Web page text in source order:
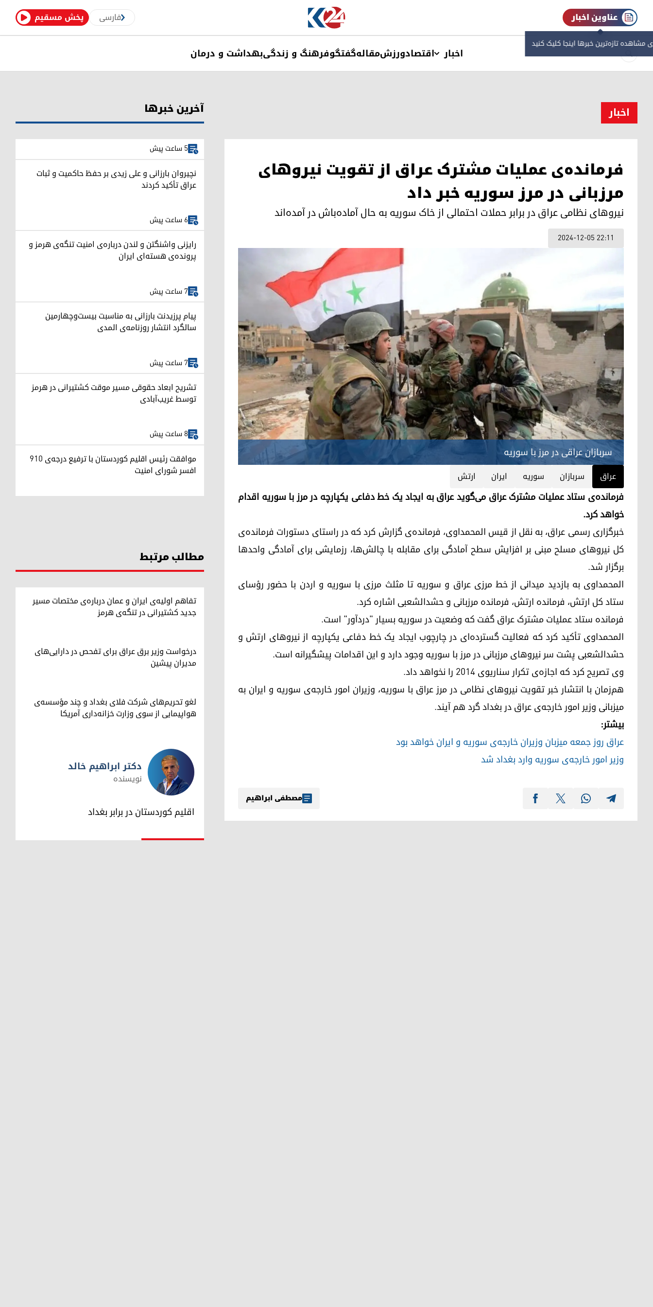
پخش مسقیم فارسی عناوین اخبار
مشاهده‌ تازه‌ترین خبرها اینجا کلیک کنید
اخبار اقتصادورزشمقالهگفتگوفرهنگ و زندگیبهداشت و درمان
اخبار
فرمانده‌ی عملیات مشترک عراق از تقویت نیروهای
مرزبانی در مرز سوریه خبر داد
نیروهای نظامی عراق در برابر حملات احتمالی از خاک سوریه به حال آماده‌باش در آمده‌اند
2024-12-05 22:11
سربازان عراقی در مرز با سوریه
عراق سربازان سوریه ایران ارتش
فرمانده‌ی ستاد عملیات مشترک عراق می‌گوید عراق به ایجاد یک خط دفاعی یکپارچه در مرز با سوریه اقدام
خواهد کرد.
خبرگزاری رسمی عراق، به نقل از قیس المحمداوی، فرمانده‌ی گزارش کرد که در راستای دستورات فرمانده‌ی
کل نیروهای مسلح مبنی بر افزایش سطح آمادگی برای مقابله با چالش‌ها، رزمایشی برای آمادگی واحدها
برگزار شد.
المحمداوی به بازدید میدانی از خط مرزی عراق و سوریه تا مثلث مرزی با سوریه و اردن با حضور رؤسای
ستاد کل ارتش، فرمانده ارتش، فرمانده مرزبانی و حشدالشعبی اشاره کرد.
فرمانده ستاد عملیات مشترک عراق گفت که وضعیت در سوریه بسیار "دردآور" است‌.
المحمداوی تأکید کرد که فعالیت گسترده‌ای در چارچوب ایجاد یک خط دفاعی یکپارچه از نیروهای ارتش و
حشدالشعبی پشت سر نیروهای مرزبانی در مرز با سوریه وجود دارد و این اقدامات پیشگیرانه است.
وی تصریح کرد که اجازه‌ی تکرار سناریوی ۲۰۱۴ را نخواهد داد.
هم‌زمان با انتشار خبر تقویت نیروهای نظامی در مرز عراق با سوریه، وزیران امور خارجه‌ی سوریه و ایران به
میزبانی وزیر امور خارجه‌ی عراق در بغداد گرد هم آیند.
بیشتر:
عراق روز جمعه میزبان وزیران خارجه‌ی سوریه و ایران خواهد بود
وزیر امور خارجه‌‌ی سوریه وارد بغداد شد
مصطفی ابراهیم
آخرین خبرها
5 ساعت پیش
نچیروان بارزانی و علی زیدی بر حفظ حاکمیت و ثبات
عراق تأکید کردند
6 ساعت پیش
رایزنی واشنگتن و لندن درباره‌ی امنیت تنگه‌ی هرمز و
پرونده‌ی هسته‌ای ایران
7 ساعت پیش
پیام پرزیدنت بارزانی به مناسبت بیست‌وچهارمین
سالگرد انتشار روزنامه‌ی المدی
7 ساعت پیش
تشریح ابعاد حقوقی مسیر موقت کشتیرانی در هرمز
توسط غریب‌آبادی
8 ساعت پیش
موافقت رئیس اقلیم کوردستان با ترفیع درجه‌ی ۹۱۰
افسر شورای امنیت
مطالب مرتبط
تفاهم اولیه‌ی ایران و عمان درباره‌ی مختصات مسیر
جدید کشتیرانی در تنگه‌ی هرمز
درخواست وزیر برق عراق برای تفحص در دارایی‌های
مدیران پیشین
لغو تحریم‌های شرکت فلای بغداد و چند مؤسسه‌ی
هواپیمایی از سوی وزارت خزانه‌داری آمریکا
دکتر ابراهیم خالد
دکتر ابراهیم خالد
نویسنده
اقلیم کوردستان در برابر بغداد